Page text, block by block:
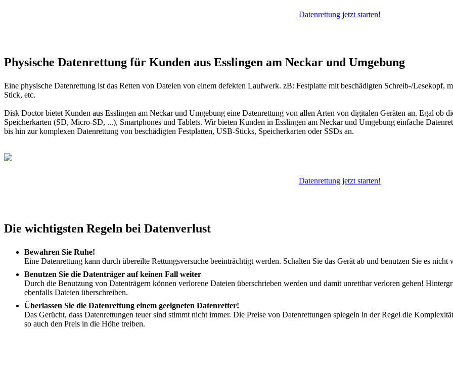
Datenrettung jetzt starten!
Physische Datenrettung für Kunden aus Esslingen am Neckar und Umgebung
Eine physische Datenrettung ist das Retten von Dateien von einem defekten Laufwerk. zB: Festplatte mit beschädigten Schreib-/Lesekopf,
Stick, etc.
Disk Doctor bietet Kunden aus Esslingen am Neckar und Umgebung eine Datenrettung von allen Arten von digitalen Geräten an. Egal ob
Speicherkarten (SD, Micro-SD, ...), Smartphones und Tablets. Wir bieten Kunden in Esslingen am Neckar und Umgebung einfache
bis hin zur komplexen Datenrettung von beschädigten Festplatten, USB-Sticks, Speicherkarten oder SSDs an.
Datenrettung jetzt starten!
Die wichtigsten Regeln bei Datenverlust
Bewahren Sie Ruhe!
Eine Datenrettung kann durch übereilte Rettungsversuche beeinträchtigt werden. Schalten Sie das Gerät ab und benutzen Sie es
Benutzen Sie die Datenträger auf keinen Fall weiter
Durch die Benutzung von Datenträgern können verlorene Dateien überschrieben werden und damit unrettbar verloren gehen!
ebenfalls Dateien überschreiben.
Überlassen Sie die Datenrettung einem geeigneten Datenretter!
Das Gerücht, dass Datenrettungen teuer sind stimmt nicht immer. Die Preise von Datenrettungen spiegeln in der Regel die
so auch den Preis in die Höhe treiben.